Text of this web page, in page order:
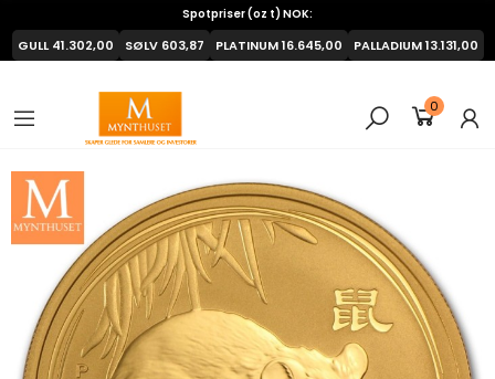
0
Spotpriser (oz t) NOK:
GULL41.302,00 SØLV 603,87 PLATINUM16.645,00 PALLADIUM13.131,00